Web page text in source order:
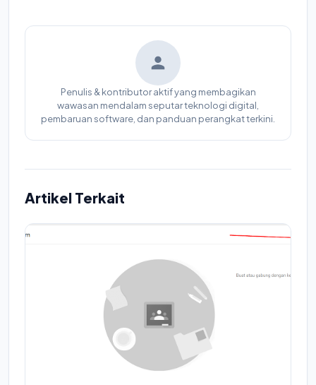
Penulis & kontributor aktif yang membagikan
wawasan mendalam seputar teknologi digital,
pembaruan software, dan panduan perangkat terkini.
Artikel Terkait